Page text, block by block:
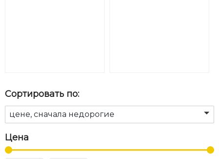
Сортировать по:
цене, сначала недорогие
Цена